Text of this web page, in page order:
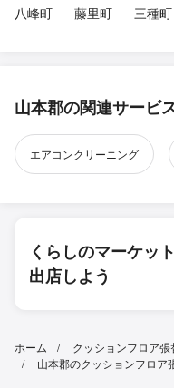
八峰町
藤里町 三種町
山本郡の関連サービ
エアコンクリーニング
くらしのマーケッ
出店しよう
ホーム クッションフロア張
山本郡のクッションフロア